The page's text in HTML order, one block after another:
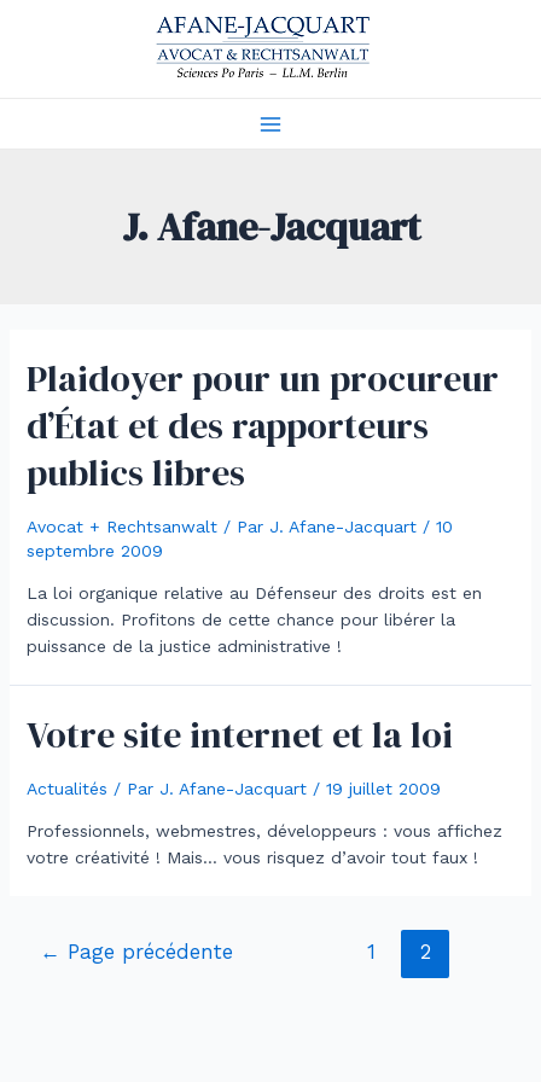
J. Afane-Jacquart
Plaidoyer pour un procureur
d’État et des rapporteurs
publics libres
Avocat + Rechtsanwalt/ Par J. Afane-Jacquart / 10
septembre 2009
La loi organique relative au Défenseur des droits est en
discussion. Profitons de cette chance pour libérer la
puissance de la justice administrative !
Votre site internet et la loi
Actualités / Par J. Afane-Jacquart / 19 juillet 2009
Professionnels, webmestres, développeurs : vous affichez
votre créativité ! Mais… vous risquez d’avoir tout faux !
Navigation
← Page précédente 1 2